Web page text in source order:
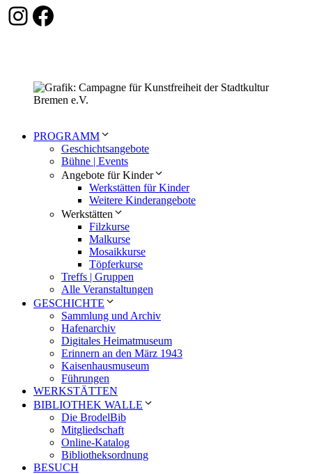
Instagram Facebook
PROGRAMM
Geschichtsangebote
Bühne | Events
Angebote für Kinder
Werkstätten für Kinder
Weitere Kinderangebote
Werkstätten
Filzkurse
Malkurse
Mosaikkurse
Töpferkurse
Treffs | Gruppen
Alle Veranstaltungen
GESCHICHTE
Sammlung und Archiv
Hafenarchiv
Digitales Heimatmuseum
Erinnern an den März 1943
Kaisenhausmuseum
Führungen
WERKSTÄTTEN
BIBLIOTHEK WALLE
Die BrodelBib
Mitgliedschaft
Online-Katalog
Bibliotheksordnung
BESUCH